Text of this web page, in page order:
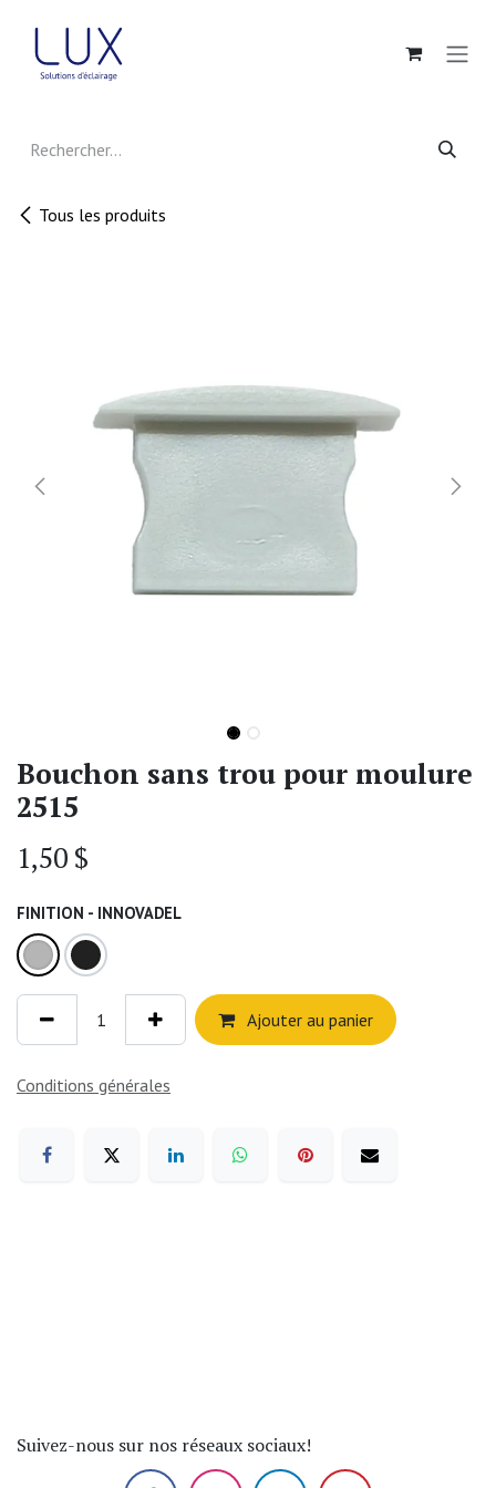
Tous les produits
Bouchon sans trou pour moulure
2515
1,50 $
FINITION - INNOVADEL
Ajouter au panier
Conditions générales
Suivez-nous sur nos réseaux sociaux!